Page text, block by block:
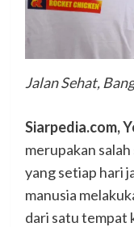
Jalan Sehat,
Siarpedia.com,
merupakan
yang setiap hari
manusia
dari satu tempat